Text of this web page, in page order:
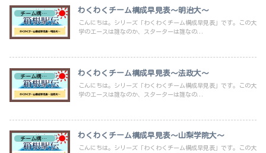
チーム構成早見表 わくわくチーム構成早見表～明治大～
こんにちは。シリーズ「わくわくチーム構成早見表」です。この大
学のエースは誰なのか、スターターは誰なの...
チーム構成早見表 わくわくチーム構成早見表～法政大～
こんにちは。シリーズ「わくわくチーム構成早見表」です。この大
学のエースは誰なのか、スターターは誰なの...
チーム構成早見表 わくわくチーム構成早見表～山梨学院大～
こんにちは。シリーズ「わくわくチーム構成早見表」です。この大